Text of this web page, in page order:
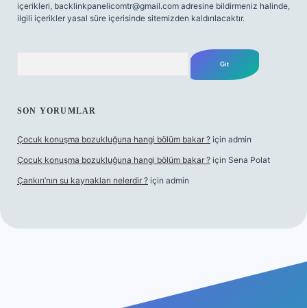
içerikleri, backlinkpanelicomtr@gmail.com adresine bildirmeniz halinde,
ilgili içerikler yasal süre içerisinde sitemizden kaldırılacaktır.
SON YORUMLAR
Çocuk konuşma bozukluğuna hangi bölüm bakar ? için admin
Çocuk konuşma bozukluğuna hangi bölüm bakar ? için Sena Polat
Çankırı’nın su kaynakları nelerdir ? için admin